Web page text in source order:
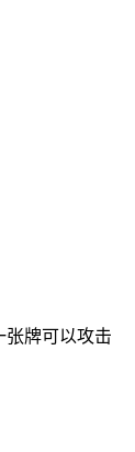
张牌可以攻击